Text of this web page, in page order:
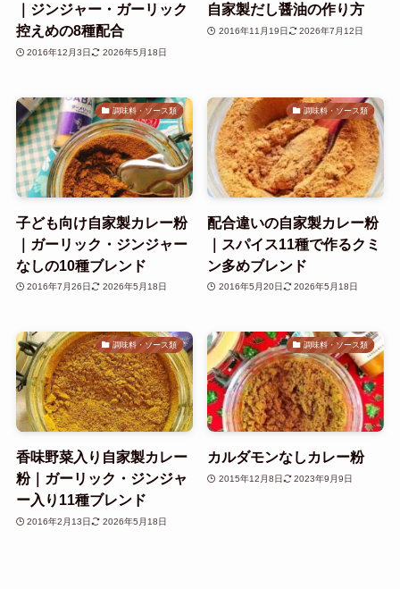
｜ジンジャー・ガーリック
控えめの8種配合
2016年12月3日 2026年5月18日
自家製だし醤油の作り方
2016年11月19日 2026年7月12日
調味料・ソース類
子ども向け自家製カレー粉
｜ガーリック・ジンジャー
なしの10種ブレンド
2016年7月26日 2026年5月18日
調味料・ソース類
配合違いの自家製カレー粉
｜スパイス11種で作るクミ
ン多めブレンド
2016年5月20日 2026年5月18日
調味料・ソース類
香味野菜入り自家製カレー
粉｜ガーリック・ジンジャ
ー入り11種ブレンド
2016年2月13日 2026年5月18日
調味料・ソース類
カルダモンなしカレー粉
2015年12月8日 2023年9月9日